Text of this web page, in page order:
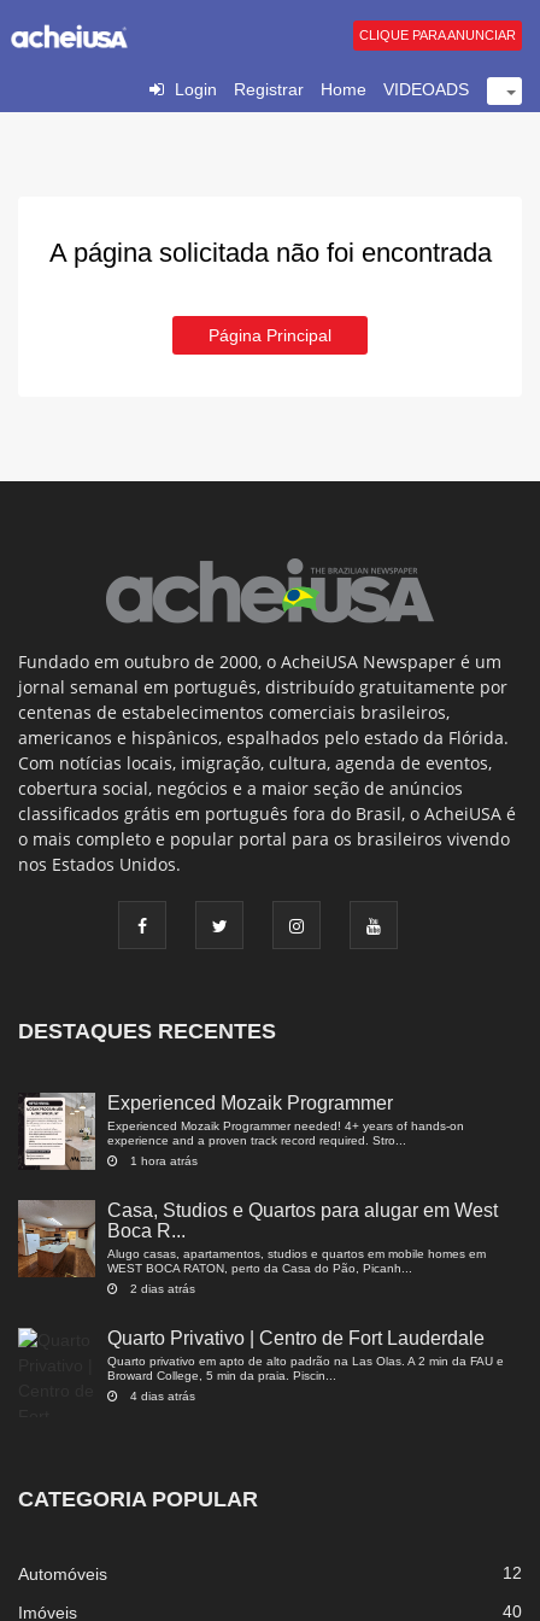
Login Registrar Home VIDEOADS
CLIQUE PARA ANUNCIAR
A página solicitada não foi encontrada
Página Principal
Fundado em outubro de 2000, o AcheiUSA Newspaper é um
jornal semanal em português, distribuído gratuitamente por
centenas de estabelecimentos comerciais brasileiros,
americanos e hispânicos, espalhados pelo estado da Flórida.
Com notícias locais, imigração, cultura, agenda de eventos,
cobertura social, negócios e a maior seção de anúncios
classificados grátis em português fora do Brasil, o AcheiUSA é
o mais completo e popular portal para os brasileiros vivendo
nos Estados Unidos.
DESTAQUES RECENTES
Experienced Mozaik Programmer
Experienced Mozaik Programmer needed! 4+ years of hands-on
experience and a proven track record required. Stro...
1 hora atrás
Casa, Studios e Quartos para alugar em West
Boca R...
Alugo casas, apartamentos, studios e quartos em mobile homes em
WEST BOCA RATON, perto da Casa do Pão, Picanh...
2 dias atrás
Quarto Privativo | Centro de Fort Lauderdale
Quarto privativo em apto de alto padrão na Las Olas. A 2 min da FAU e
Broward College, 5 min da praia. Piscin...
4 dias atrás
CATEGORIA POPULAR
Automóveis 12
Imóveis 40